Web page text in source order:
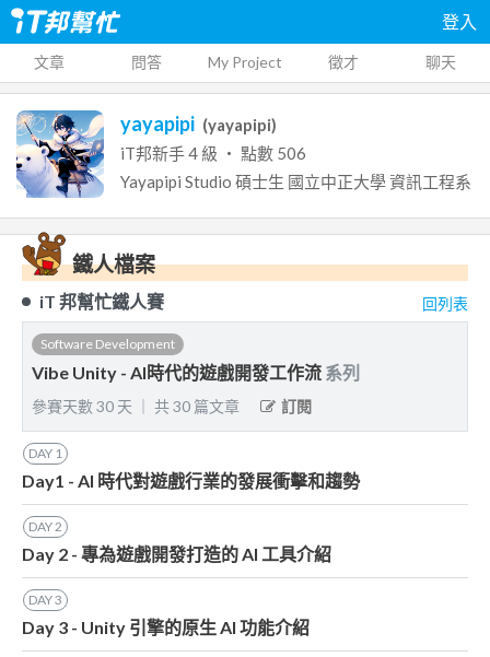
登入
文章 問答 My Project 徵才 聊天
yayapipi (yayapipi)
iT邦新手4 級 ‧ 點數 506
Yayapipi Studio 碩士生 國立中正大學資訊工程系
鐵人檔案
iT 邦幫忙鐵人賽 回列表
Software Development
Vibe Unity - AI時代的遊戲開發工作流 系列
參賽天數30 天 共30 篇文章 訂閱
DAY 1
Day1 - AI 時代對遊戲行業的發展衝擊和趨勢
DAY2
Day 2 - 專為遊戲開發打造的 AI 工具介紹
DAY3
Day 3 - Unity 引擎的原生 AI 功能介紹